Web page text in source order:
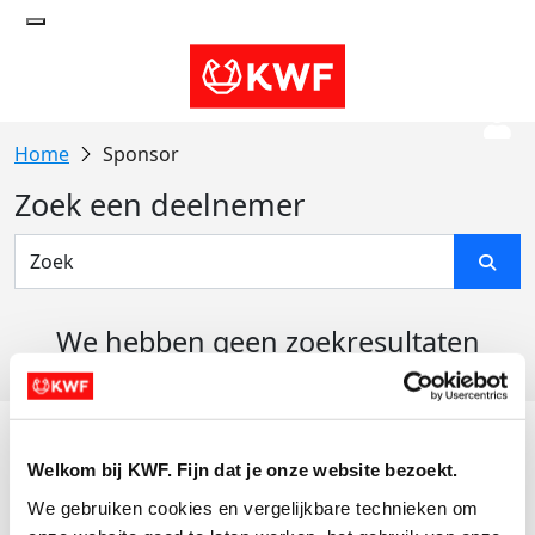
Welkom bij KWF. Fijn dat je onze website bezoekt.
We gebruiken cookies en vergelijkbare technieken om
Sponsor
Zoek een deelnemer
We hebben geen zoekresultaten
Actiematerialen
Evenementen